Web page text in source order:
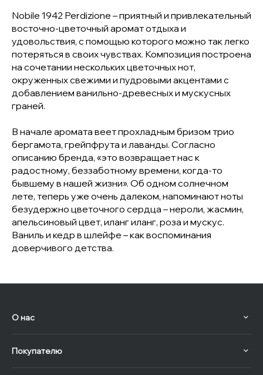
Nobile 1942 Perdizione – приятный и привлекательный
восточно-цветочный аромат отдыха и
удовольствия, с помощью которого можно так легко
потеряться в своих чувствах. Композиция построена
на сочетании нескольких цветочных нот,
окруженных свежими и пудровыми акцентами с
добавлением ванильно-древесных и мускусных
граней.
В начале аромата веет прохладным бризом трио
бергамота, грейпфрута и лаванды. Согласно
описанию бренда, «это возвращает нас к
радостному, беззаботному времени, когда-то
бывшему в нашей жизни». Об одном солнечном
лете, теперь уже очень далеком, напоминают ноты
безудержно цветочного сердца – нероли, жасмин,
апельсиновый цвет, иланг иланг, роза и мускус.
Ваниль и кедр в шлейфе – как воспоминания
доверчивого детства.
О нас
Покупателю